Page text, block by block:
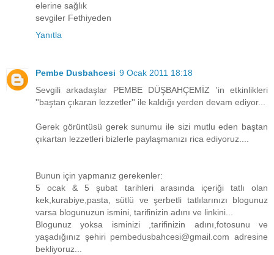
elerine sağlık
sevgiler Fethiyeden
Yanıtla
Pembe Dusbahcesi 9 Ocak 2011 18:18
Sevgili arkadaşlar PEMBE DÜŞBAHÇEMİZ 'in etkinlikleri
''baştan çıkaran lezzetler'' ile kaldığı yerden devam ediyor...
Gerek görüntüsü gerek sunumu ile sizi mutlu eden baştan
çıkartan lezzetleri bizlerle paylaşmanızı rica ediyoruz....
Bunun için yapmanız gerekenler:
5 ocak & 5 şubat tarihleri arasında içeriği tatlı olan
kek,kurabiye,pasta, sütlü ve şerbetli tatlılarınızı blogunuz
varsa blogunuzun ismini, tarifinizin adını ve linkini...
Blogunuz yoksa isminizi ,tarifinizin adını,fotosunu ve
yaşadığınız şehiri pembedusbahcesi@gmail.com adresine
bekliyoruz...